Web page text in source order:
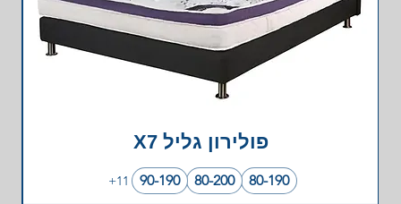
פולירון גליל X7
80-190
80-200
90-190
+11